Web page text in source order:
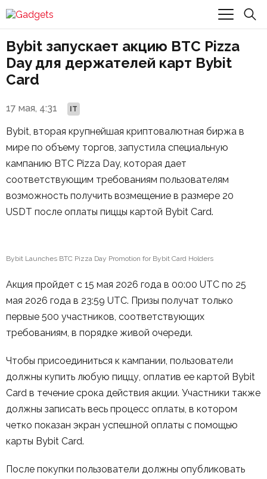
Bybit запускает акцию BTC Pizza
Day для держателей карт Bybit
Card
17 мая, 4:31 IT
Bybit, вторая крупнейшая криптовалютная биржа в
мире по объему торгов, запустила специальную
кампанию BTC Pizza Day, которая дает
соответствующим требованиям пользователям
возможность получить возмещение в размере 20
USDT после оплаты пиццы картой Bybit Card.
Bybit Launches BTC Pizza Day Promotion for Bybit Card Holders
Акция пройдет с 15 мая 2026 года в 00:00 UTC по 25
мая 2026 года в 23:59 UTC. Призы получат только
первые 500 участников, соответствующих
требованиям, в порядке живой очереди.
Чтобы присоединиться к кампании, пользователи
должны купить любую пиццу, оплатив ее картой Bybit
Card в течение срока действия акции. Участники также
должны записать весь процесс оплаты, в котором
четко показан экран успешной оплаты с помощью
карты Bybit Card.
После покупки пользователи должны опубликовать